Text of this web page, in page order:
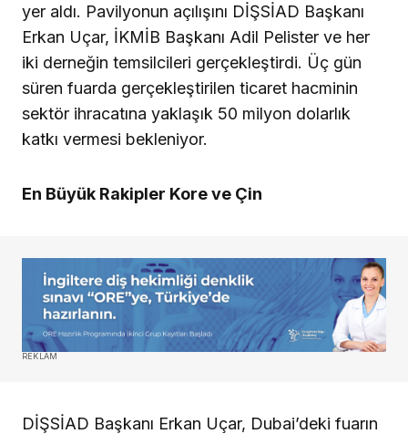
yer aldı. Pavilyonun açılışını DİŞSİAD Başkanı
Erkan Uçar, İKMİB Başkanı Adil Pelister ve her
iki derneğin temsilcileri gerçekleştirdi. Üç gün
süren fuarda gerçekleştirilen ticaret hacminin
sektör ihracatına yaklaşık 50 milyon dolarlık
katkı vermesi bekleniyor.
En Büyük Rakipler Kore ve Çin
REKLAM
DİŞSİAD Başkanı Erkan Uçar, Dubai’deki fuarın